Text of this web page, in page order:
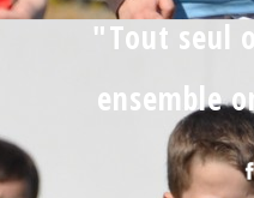
"Tout seul
ensemble